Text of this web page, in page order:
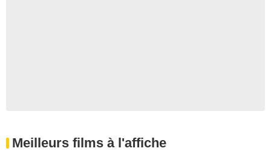
Meilleurs films à l'affiche